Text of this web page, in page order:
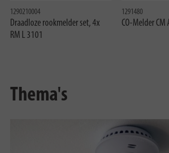
1290210004
Draadloze rookmelder set, 4x
RM L 3101
1291480
CO-Melder CM
Thema's